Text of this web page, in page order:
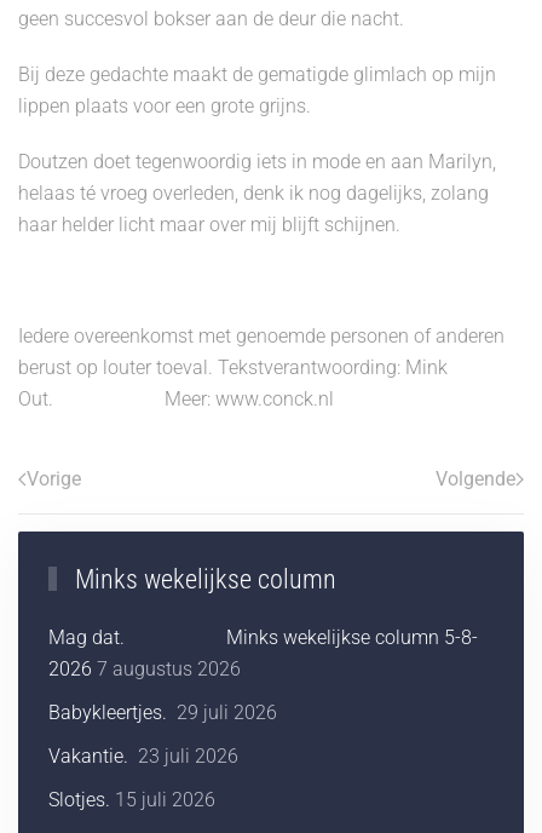
geen succesvol bokser aan de deur die nacht.
Bij deze gedachte maakt de gematigde glimlach op mijn
lippen plaats voor een grote grijns.
Doutzen doet tegenwoordig iets in mode en aan Marilyn,
helaas té vroeg overleden, denk ik nog dagelijks, zolang
haar helder licht maar over mij blijft schijnen.
Iedere overeenkomst met genoemde personen of anderen
berust op louter toeval. Tekstverantwoording: Mink
Out. Meer: www.conck.nl
Vorige Volgende
Minks wekelijkse column
Mag dat. Minks wekelijkse column 5-8-
2026 7 augustus 2026
Babykleertjes. 29 juli 2026
Vakantie. 23 juli 2026
Slotjes. 15 juli 2026